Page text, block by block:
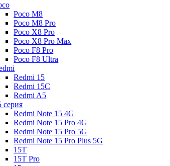
Poco M8
Poco M8 Pro
Poco X8 Pro
Poco X8 Pro Max
Poco F8 Pro
Poco F8 Ultra
Redmi 15
Redmi 15C
Redmi A5
серия
Redmi Note 15 4G
Redmi Note 15 Pro 4G
Redmi Note 15 Pro 5G
Redmi Note 15 Pro Plus 5G
15T
15T Pro